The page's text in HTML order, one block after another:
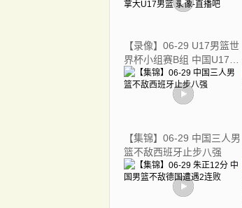
【录像】06-29 U17男篮世
界杯小组赛B组 中国U17男
篮 - 加拿大U17男篮 录像-
直播吧
【集锦】06-29 中国三人男
篮不敌西班牙止步八强